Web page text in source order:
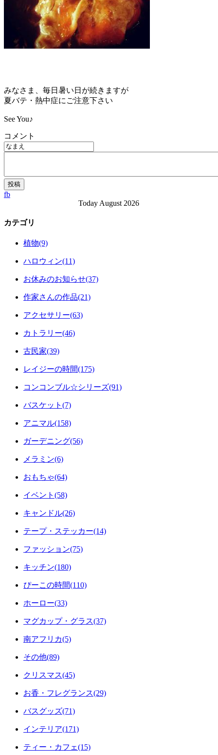
みなさま、毎日暑い日が続きますが
夏バテ・熱中症にご注意下さい
See You♪
コメント
fb
Today August 2026
カテゴリ
植物(9)
ハロウィン(11)
お休みのお知らせ(37)
作家さんの作品(21)
アクセサリー(63)
カトラリー(46)
古民家(39)
レイジーの時間(175)
コンコンブル☆シリーズ(91)
バスケット(7)
アニマル(158)
ガーデニング(56)
メラミン(6)
おもちゃ(64)
イベント(58)
キャンドル(26)
テープ・ステッカー(14)
ファッション(75)
キッチン(180)
ぴーこの時間(110)
ホーロー(33)
マグカップ・グラス(37)
南アフリカ(5)
その他(89)
クリスマス(45)
お香・フレグランス(29)
バスグッズ(71)
インテリア(171)
ティー・カフェ(15)